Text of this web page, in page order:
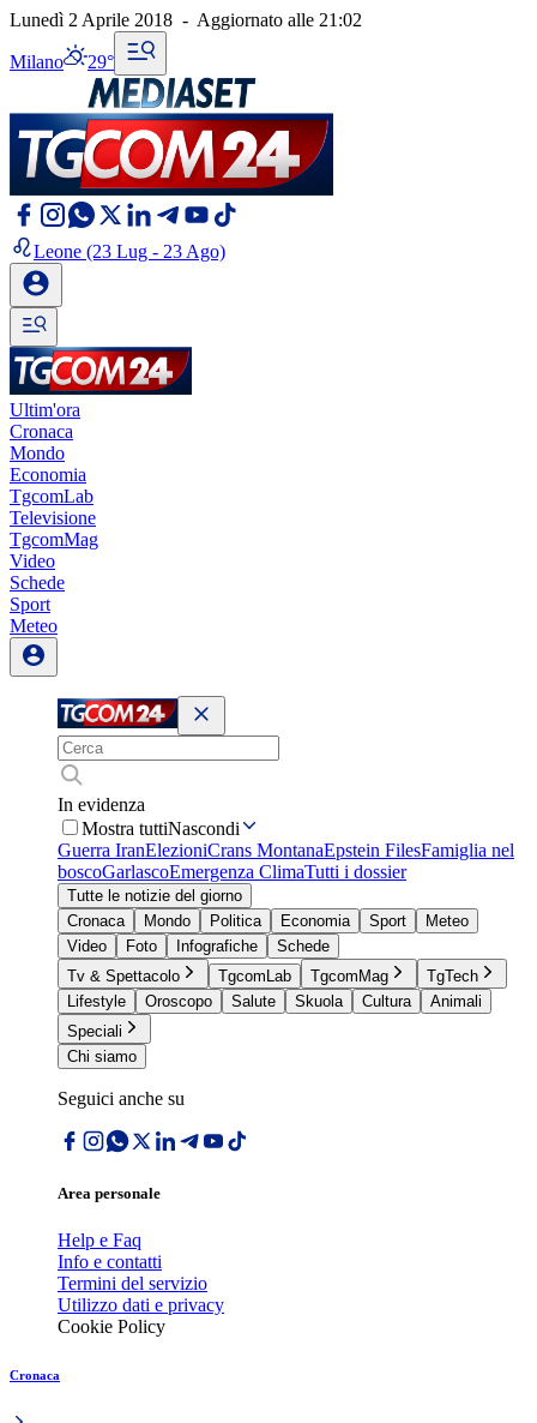
Lunedì 2 Aprile 2018 - Aggiornato alle 21:02
Milano 29°
Leone (23 Lug - 23 Ago)
Ultim'ora
Cronaca
Mondo
Economia
TgcomLab
Televisione
TgcomMag
Video
Schede
Sport
Meteo
In evidenza
Mostra tuttiNascondi
Guerra IranElezioniCrans MontanaEpstein FilesFamiglia nel
boscoGarlascoEmergenza ClimaTutti i dossier
Tutte le notizie del giorno
Cronaca
Mondo Politica Economia Sport
Meteo
Video
Foto Infografiche
Schede
Tv & Spettacolo
TgcomLab TgcomMag
TgTech
Lifestyle
Oroscopo Salute Skuola Cultura
Animali
Speciali
Chi siamo
Seguici anche su
Area personale
Help e Faq
Info e contatti
Termini del servizio
Utilizzo dati e privacy
Cookie Policy
Cronaca